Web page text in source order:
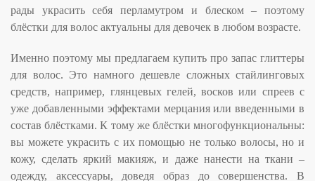
рады украсить себя перламутром и блеском – поэтому
блёстки для волос актуальны для девочек в любом возрасте.
Именно поэтому мы предлагаем купить про запас глиттеры
для волос. Это намного дешевле сложных стайлинговых
средств, например, глянцевых гелей, восков или спреев с
уже добавленными эффектами мерцания или введенными в
состав блёстками. К тому же блёстки многофункциональны:
вы можете украсить с их помощью не только волосы, но и
кожу, сделать яркий макияж, и даже нанести на ткани –
одежду, аксессуары, доведя образ до совершенства. В